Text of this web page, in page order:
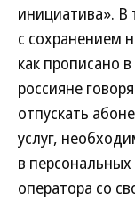
инициатива». В
с сохранением
как прописано
россияне
отпускать
услуг,
в
оператора со